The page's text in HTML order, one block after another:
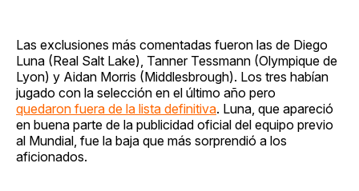
Las exclusiones más comentadas fueron las de Diego
Luna (Real Salt Lake), Tanner Tessmann (Olympique de
Lyon) y Aidan Morris (Middlesbrough). Los tres habían
jugado con la selección en el último año pero
quedaron fuera de la lista definitiva. Luna, que apareció
en buena parte de la publicidad oficial del equipo previo
al Mundial, fue la baja que más sorprendió a los
aficionados.